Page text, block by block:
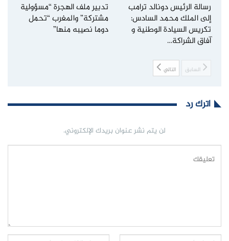
رسالة الرئيس دونالد ترامب
إلى الملك محمد السادس:
تكريس السيادة الوطنية و
آفاق الشراكة…
تدبير ملف الهجرة “مسؤولية
مشتركة” والمغرب “تحمل
دوما نصيبه منها”
السابق التالي
اترك رد
لن يتم نشر عنوان بريدك الإلكتروني.